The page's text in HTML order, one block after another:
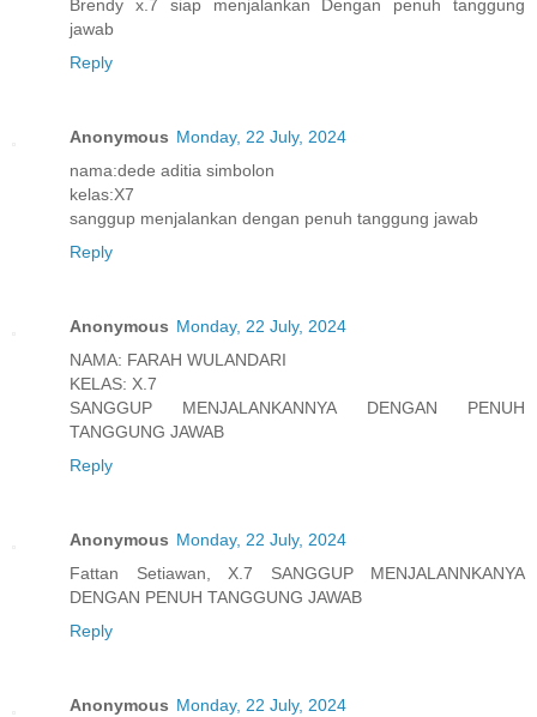
Brendy x.7 siap menjalankan Dengan penuh tanggung
jawab
Reply
Anonymous Monday, 22 July, 2024
nama:dede aditia simbolon
kelas:X7
sanggup menjalankan dengan penuh tanggung jawab
Reply
Anonymous Monday, 22 July, 2024
NAMA: FARAH WULANDARI
KELAS: X.7
SANGGUP MENJALANKANNYA DENGAN PENUH
TANGGUNG JAWAB
Reply
Anonymous Monday, 22 July, 2024
Fattan Setiawan, X.7 SANGGUP MENJALANNKANYA
DENGAN PENUH TANGGUNG JAWAB
Reply
Anonymous Monday, 22 July, 2024